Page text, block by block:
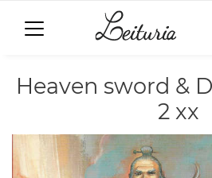
Heaven sword &
2 xx